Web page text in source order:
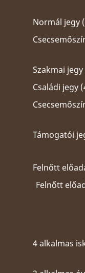
Normál jegy
Szakmai
Családi jegy
Támogatói
Felnőtt
Felnőtt
4 alkalmas